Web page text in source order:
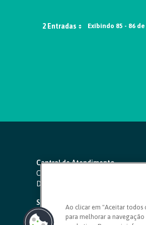
2 Entradas Exibindo 85 - 86
Central de Atendimento
Capitais e regiões metropolitanas:
Demais localidades:
SAC 24 horas
Ouvidoria
Ao clicar em "Aceitar todos
para melhorar a navegação